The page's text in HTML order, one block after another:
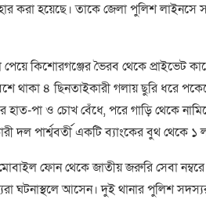
করা হয়েছে। তাকে জেলা পুলিশ
পেয়ে কিশোরগঞ্জের ভৈরব থেকে প্রাইভেট
থাকা ৪ ছিনতাইকারী গলায় ছুরি ধরে
পা ও চোখ বেঁধে, পরে গাড়ি থেকে
দল পার্শ্ববর্তী একটি ব্যাংকের বুথ থেকে
মোবাইল ফোন থেকে জাতীয় জরুরি সেবা
ঘটনাস্থলে আসেন। দুই থানার পুলিশ